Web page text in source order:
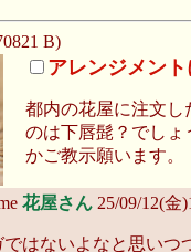
B)
アレンジメン
都内の花屋に注文し
のは下唇髭？でしょ
かご教示願います。
花屋さん 25/09/12(
はないよなと思いつ